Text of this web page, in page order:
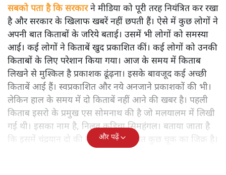
सबको पता है कि सरकारने मीडिया को पूरी तरह नियंत्रित कर रखा
है और सरकार के खिलाफ खबरें नहीं छपती हैं। ऐसे में कुछ लोगों ने
अपनी बात किताबों के जरिये बताई। उसमें भी लोगों को समस्या
आई। कई लोगों ने किताबें खुद प्रकाशित कीं। कई लोगों को उनकी
किताबों के लिए परेशान किया गया। आज के समय में किताब
लिखने से मुश्किल है प्रकाशक ढूंढ़ना। इसके बावजूद कई अच्छी
किताबें आई हैं। स्वप्रकाशित और नये अनजाने प्रकाशकों की भी।
लेकिन हाल के समय में दो किताबें नहीं आने की खबर है। पहली
किताब इसरो के प्रमुख एस सोमनाथ की है जो मलयालम में लिखी
गई थी। इसका नाम है, निलवु कुडिचा सिमहंगल। बताया जाता है
कि इसमें चंद्रयान दो की नाकामी से संबंधित कुछ चूक का जिक्र है।
और पढ़ें